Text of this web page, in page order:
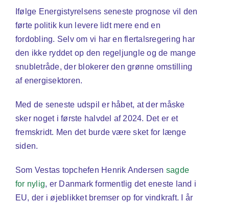
Ifølge Energistyrelsens seneste prognose vil den
førte politik kun levere lidt mere end en
fordobling. Selv om vi har en flertalsregering har
den ikke ryddet op den regeljungle og de mange
snubletråde, der blokerer den grønne omstilling
af energisektoren.
Med de seneste udspil er håbet, at der måske
sker noget i første halvdel af 2024. Det er et
fremskridt. Men det burde være sket for længe
siden.
Som Vestas topchefen Henrik Andersen sagde
for nylig, er Danmark formentlig det eneste land i
EU, der i øjeblikket bremser op for vindkraft. I år